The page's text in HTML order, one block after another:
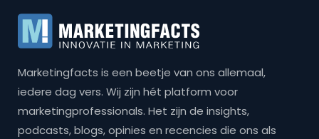
Marketingfacts is een beetje van ons allemaal,
iedere dag vers. Wij zijn hét platform voor
marketingprofessionals. Het zijn de insights,
podcasts, blogs, opinies en recencies die ons als